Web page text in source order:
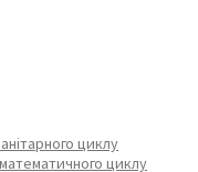
циклу
циклу